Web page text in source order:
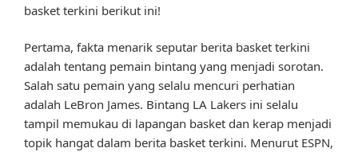
basket terkini berikut ini!
Pertama, fakta menarik seputar berita basket terkini
adalah tentang pemain bintang yang menjadi sorotan.
Salah satu pemain yang selalu mencuri perhatian
adalah LeBron James. Bintang LA Lakers ini selalu
tampil memukau di lapangan basket dan kerap menjadi
topik hangat dalam berita basket terkini. Menurut ESPN,